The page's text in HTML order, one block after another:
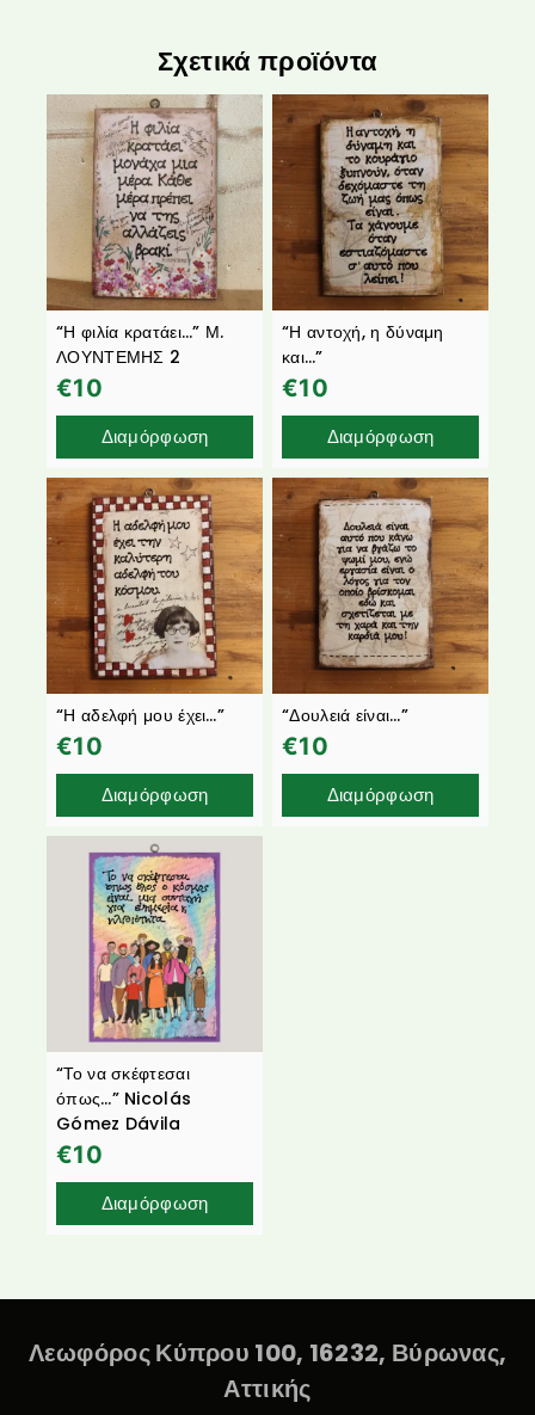
Σχετικά προϊόντα
“Η φιλία κρατάει…” Μ.
ΛΟΥΝΤΕΜΗΣ 2
€10
Διαμόρφωση
“Η αντοχή, η δύναμη
και…”
€10
Διαμόρφωση
“Η αδελφή μου έχει…”
€10
Διαμόρφωση
“Δουλειά είναι…”
€10
Διαμόρφωση
“Το να σκέφτεσαι
όπως…” Nicolás
Gómez Dávila
€10
Διαμόρφωση
Λεωφόρος Κύπρου 100, 16232, Βύρωνας,
Αττικής